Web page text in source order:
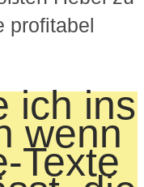
profitabel
ich ins
wenn
Texte